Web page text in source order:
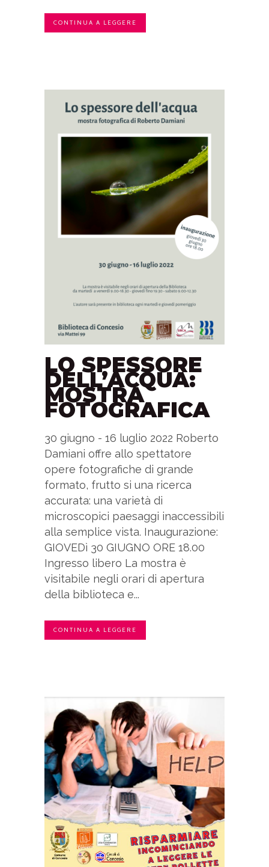
CONTINUA A LEGGERE
LO SPESSORE
DELL’ACQUA:
MOSTRA
FOTOGRAFICA
30 giugno - 16 luglio 2022 Roberto
Damiani offre allo spettatore
opere fotografiche di grande
formato, frutto si una ricerca
accurata: una varietà di
microscopici paesaggi inaccessibili
alla semplice vista. Inaugurazione:
GIOVEDì 30 GIUGNO ORE 18.00
Ingresso libero La mostra è
visitabile negli orari di apertura
della biblioteca e...
CONTINUA A LEGGERE